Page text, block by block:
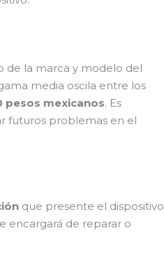
de la marca y modelo del
media oscila entre los
pesos mexicanos. Es
futuros problemas en el
que presente el dispositivo
encargará de reparar o